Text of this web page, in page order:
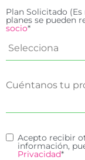
Plan Solicitado
planes se pueden
socio*
Acepto recibir
información,
Privacidad*